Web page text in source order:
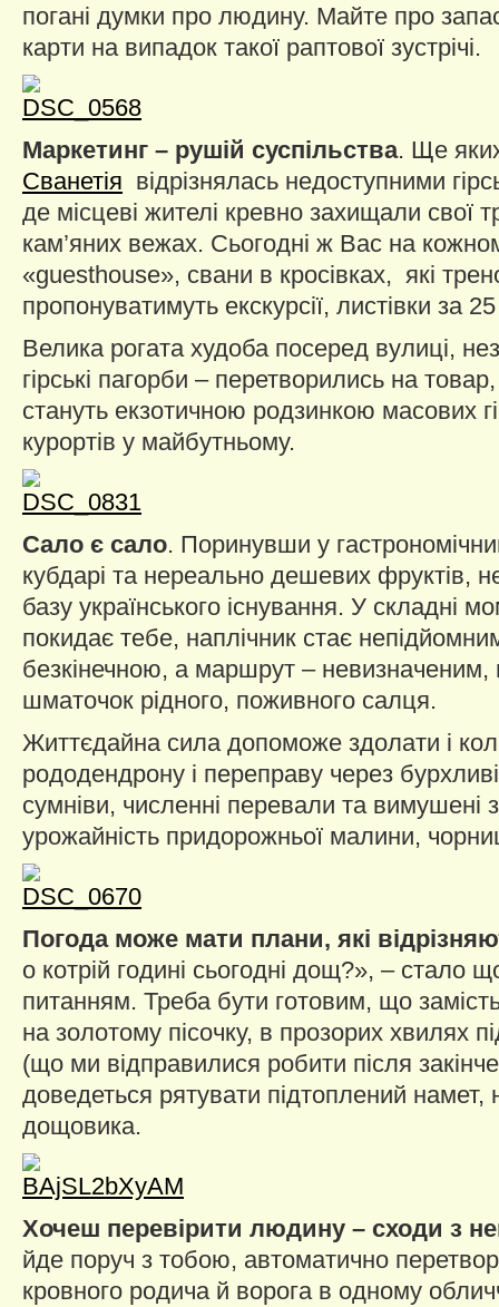
погані думки про людину. Майте про
карти на випадок такої раптової зустрічі.
Маркетинг – рушій суспільства. Ще
Сванетія відрізнялась недоступними
де місцеві жителі кревно захищали свої
кам’яних вежах. Сьогодні ж Вас на
«guesthouse», свани в кросівках, які
пропонуватимуть екскурсії, листівки за
Велика рогата худоба посеред вулиці,
гірські пагорби – перетворились на
стануть екзотичною родзинкою масових
курортів у майбутньому.
Сало є сало. Поринувши у
кубдарі та нереально дешевих фруктів,
базу українського існування. У складні
покидає тебе, наплічник стає
безкінечною, а маршрут – невизначеним,
шматочок рідного, поживного салця.
Життєдайна сила допоможе здолати і
рододендрону і переправу через
сумніви, численні перевали та вимушені
урожайність придорожньої малини,
Погода може мати плани, які
о котрій годині сьогодні дощ?», – стало
питанням. Треба бути готовим, що
на золотому пісочку, в прозорих хвилях
(що ми відправилися робити після
доведеться рятувати підтоплений намет,
дощовика.
Хочеш перевірити людину – сходи з
йде поруч з тобою, автоматично
кровного родича й ворога в одному